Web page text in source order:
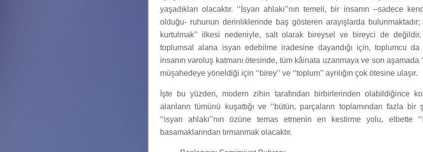
yaşadıkları olacaktır. ‘‘İsyan ahlakı’’nın temeli, bir insanın –sadece
olduğu- ruhunun derinliklerinde baş gösteren arayışlarda bulunmaktadır;
kurtulmak’’ ilkesi nedeniyle, salt olarak bireysel ve bireyci de
toplumsal alana isyan edebilme iradesine dayandığı için, toplumcu da
insanın varoluş katmanı ötesinde, tüm kâinata uzanmaya ve son aşamada
müşahedeye yöneldiği için ‘‘birey’’ ve ‘‘toplum’’ ayrılığın çok ötesine ulaşır.
İşte bu yüzden, modern zihin tarafından birbirlerinden olabildiğince
alanların tümünü kuşattığı ve ‘‘bütün, parçaların toplamından fazla bir
‘‘isyan ahlakı’’nın özüne temas etmenin en kestirme yolu, elbette
basamaklarından tırmanmak olacaktır.